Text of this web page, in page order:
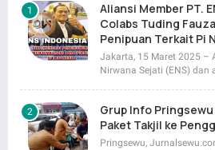
Aliansi Member PT.
Colabs Tuding
Penipuan Terkait Pi
Jakarta, 15 Maret 2025 –
Nirwana Sejati (ENS) dan
Grup Info Pringsewu
Paket Takjil ke
Pringsewu,